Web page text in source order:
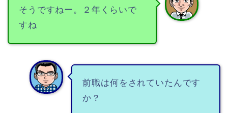
そうですねー。２年くらいで
すね
前職は何をされていたんです
か？